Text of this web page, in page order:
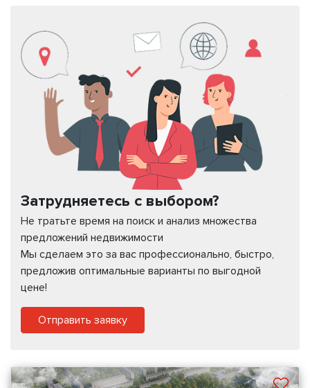
Затрудняетесь с выбором?
Не тратьте время на поиск и анализ множества
предложений недвижимости
Мы сделаем это за вас профессионально, быстро,
предложив оптимальные варианты по выгодной
цене!
Отправить заявку